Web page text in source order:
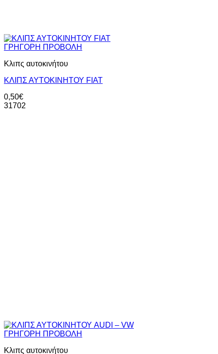
ΓΡΗΓΟΡΗ ΠΡΟΒΟΛΗ
Κλιπς αυτοκινήτου
ΚΛΙΠΣ ΑΥΤΟΚΙΝΗΤΟΥ FIAT
0,50€
31702
ΓΡΗΓΟΡΗ ΠΡΟΒΟΛΗ
Κλιπς αυτοκινήτου